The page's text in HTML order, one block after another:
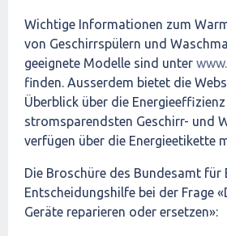
Wichtige Informationen zum
von Geschirrspülern und
geeignete Modelle sind unter
finden. Ausserdem bietet die
Überblick über die
stromsparendsten Geschirr- und
verfügen über die Energieetikette
Die Broschüre des Bundesamt für
Entscheidungshilfe bei der Frage
Geräte reparieren oder ersetzen»: